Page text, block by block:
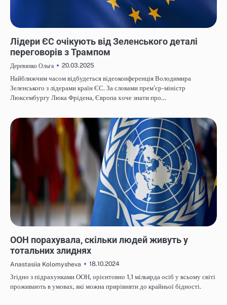
Лідери ЄС очікують від Зеленського деталі
переговорів з Трампом
Деревянко Ольга
20.03.2025
Найближчим часом відбудеться відеоконференція Володимира
Зеленського з лідерами країн ЄС. За словами прем’єр-міністр
Люксембургу Люка Фрідена, Європа хоче знати про…
ООН порахувала, скільки людей живуть у
тотальних злиднях
Anastasiia Kolomysheva
18.10.2024
Згідно з підрахунками ООН, орієнтовно 1,1 мільярда осіб у всьому світі
проживають в умовах, які можна прирівняти до крайньої бідності.